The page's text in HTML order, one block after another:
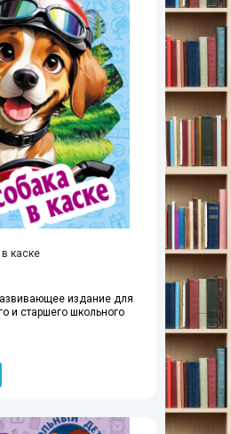
каске
издание для
и старшего школьного